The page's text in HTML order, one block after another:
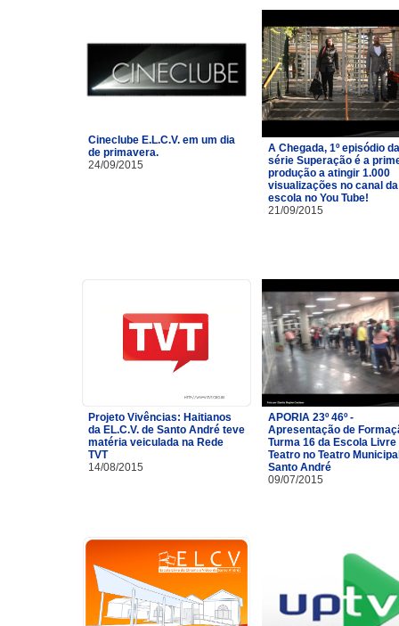
Cineclube E.L.C.V. em um dia
de primavera.
24/09/2015
A Chegada, 1º episódio
série Superação é a
produção a atingir 1.000
visualizações no canal da
escola no You Tube!
21/09/2015
Projeto Vivências: Haitianos
da EL.C.V. de Santo André teve
matéria veiculada na Rede
TVT
14/08/2015
APORIA 23º 46º -
Apresentação de
Turma 16 da Escola Livre
Teatro no Teatro
Santo André
09/07/2015